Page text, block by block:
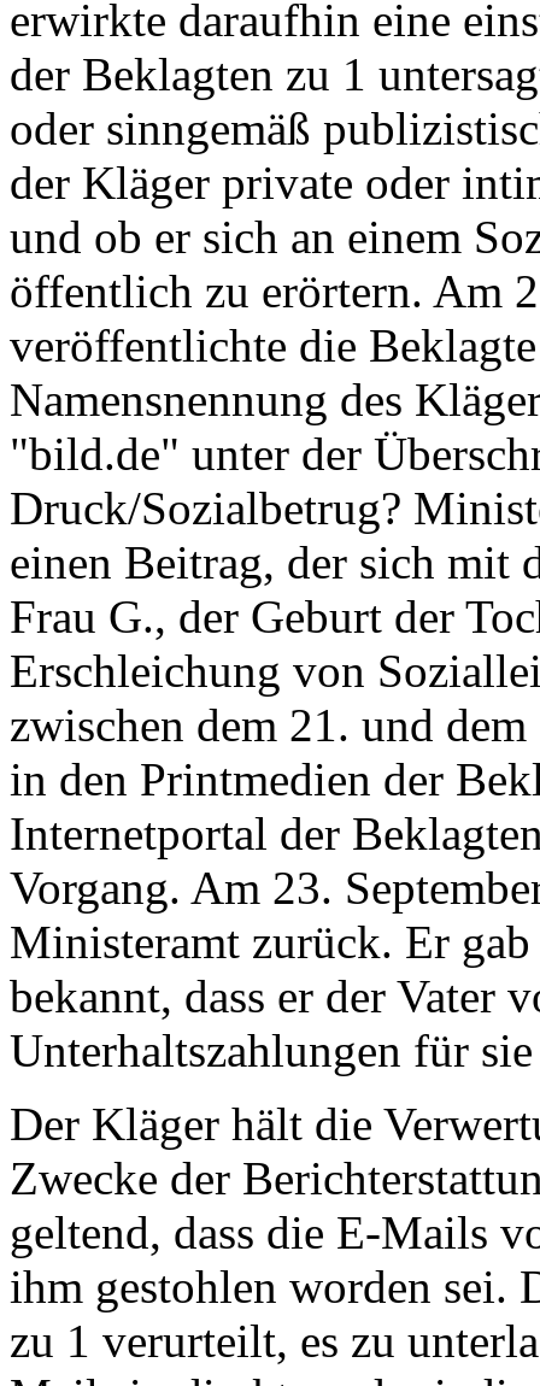
erwirkte daraufhin eine
der Beklagten zu 1
oder sinngemäß
der Kläger private oder
und ob er sich an einem
öffentlich zu erörtern. Am
veröffentlichte die
Namensnennung des
"bild.de" unter der
Druck/Sozialbetrug?
einen Beitrag, der sich mit
Frau G., der Geburt der
Erschleichung von
zwischen dem 21. und
in den Printmedien der
Internetportal der
Vorgang. Am 23.
Ministeramt zurück. Er
bekannt, dass er der Vater
Unterhaltszahlungen für
Der Kläger hält die
Zwecke der
geltend, dass die E-Mails
ihm gestohlen worden sei.
zu 1 verurteilt, es zu